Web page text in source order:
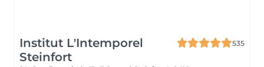
Institut L'Intemporel
Steinfort
535